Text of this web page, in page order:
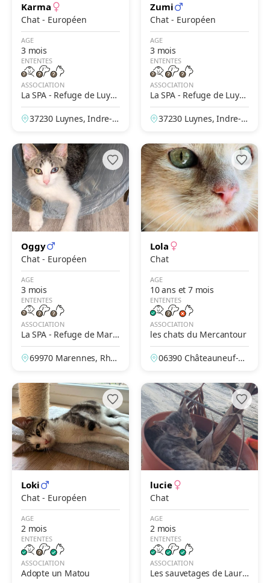
Karma
Chat - Européen
AGE
3 mois
ENTENTES
ASSOCIATION
La SPA - Refuge de Luyn
es – Tours
37230 Luynes, Indre-et
Zumi
Chat - Européen
AGE
3 mois
ENTENTES
ASSOCIATION
La SPA - Refuge de Luyn
es – Tours
37230 Luynes, Indre-et
Oggy
Chat - Européen
AGE
3 mois
ENTENTES
ASSOCIATION
La SPA - Refuge de Mare
nnes – Lyon
69970 Marennes, Rhô
Lola
Chat
AGE
10 ans et 7 mois
ENTENTES
ASSOCIATION
les chats du Mercantour
06390 Châteauneuf-Vil
es, France
Loki
Chat - Européen
AGE
2 mois
ENTENTES
ASSOCIATION
Adopte un Matou
lucie
Chat
AGE
2 mois
ENTENTES
ASSOCIATION
Les sauvetages de Laure